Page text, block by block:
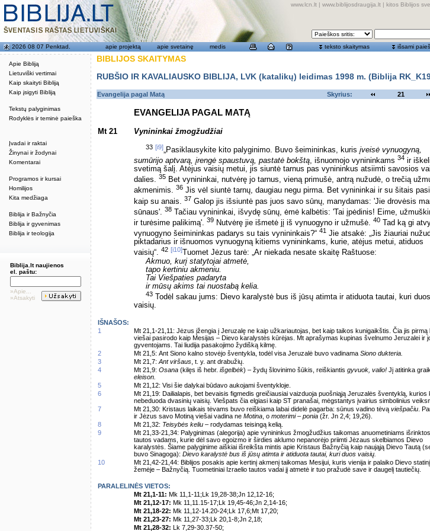
Apie Bibliją
Lietuviški vertimai
Kaip skaityti Bibliją
Kaip įsigyti Bibliją
Tekstų palyginimas
Rodyklės ir teminė paieška
Įvadai ir raktai
Žinynai ir žodynai
Komentarai
Programos ir kursai
Homilijos
Kita medžiaga
Biblija ir Bažnyčia
Biblija ir gyvenimas
Biblija ir teologija
www.lcn.lt | www.biblijosdraugija.lt | kitos Biblijos
2026 08 07 Penktad. apie projektą apie svetainę medis teksto skaitymas išsami
Biblija.lt naujienos
el. paštu:
»Apie...
»Atsakyti
BIBLIJOS SKAITYMAS
RUBŠIO IR KAVALIAUSKO BIBLIJA, LVK (katalikų) leidimas 1998 m. (Biblija
Evangelija pagal Matą Skyrius: 21
EVANGELIJA PAGAL MATĄ
Mt 21 Vynininkai žmogžudžiai
33 [i9]„Pasiklausykite kito palyginimo. Buvo šeimininkas, kuris įveisė vynuogyną,
sumūrijo aptvarą, įrengė spaustuvą, pastatė bokštą, išnuomojo vynininkams 34 ir
svetimą šalį. Atėjus vaisių metui, jis siuntė tarnus pas vynininkus atsiimti savosios
dalies. 35 Bet vynininkai, nutvėrę jo tarnus, vieną primušė, antrą nužudė, o trečią
akmenimis. 36 Jis vėl siuntė tarnų, daugiau negu pirma. Bet vynininkai ir su šitais
kaip su anais. 37 Galop jis išsiuntė pas juos savo sūnų, manydamas: 'Jie drovėsis
sūnaus'. 38 Tačiau vynininkai, išvydę sūnų, ėmė kalbėtis: 'Tai įpėdinis! Eime,
ir turėsime palikimą'. 39 Nutvėrę jie išmetė jį iš vynuogyno ir užmušė. 40 Tad ką gi
vynuogyno šeimininkas padarys su tais vynininkais?“ 41 Jie atsakė: „Jis žiauriai
piktadarius ir išnuomos vynuogyną kitiems vynininkams, kurie, atėjus metui, atiduos
vaisių“. 42 [i10]
Tuomet Jėzus tarė: „Ar niekada nesate skaitę Raštuose:
Akmuo, kurį statytojai atmetė,
tapo kertiniu akmeniu.
Tai Viešpaties padaryta
ir mūsų akims tai nuostabą kelia.
43 Todėl sakau jums: Dievo karalystė bus iš jūsų atimta ir atiduota tautai, kuri duos
vaisių.
IŠNAŠOS:
1
Mt 21,1-21,11: Jėzus įžengia į Jeruzalę ne kaip užkariautojas, bet kaip taikos kunigaikštis. Čia jis pirmą
viešai pasirodo kaip Mesijas – Dievo karalystės kūrėjas. Mt aprašymas kupinas švelnumo Jeruzalei ir
gyventojams. Tai liudija pasakojimo žydišką kilmę.
2
Mt 21,5: Ant Siono kalno stovėjo šventykla, todėl visa Jeruzalė buvo vadinama Siono dukteria.
3
Mt 21,7: Ant viršaus , t. y. ant drabužių.
4
Mt 21,9: Osana (kilęs iš hebr. išgelbėk) – žydų šlovinimo šūkis, reiškiantis gyvuok, valio! Jį atitinka
eleison.
5
Mt 21,12: Visi šie dalykai būdavo aukojami šventykloje.
6
Mt 21,19: Dailialapis, bet bevaisis figmedis greičiausiai vaizduoja puošniąją Jeruzalės šventyklą, kurios
nebeduoda dvasinių vaisių. Viešpats čia elgiasi kaip ST pranašai, mėgstantys įvairius simbolinius
7
Mt 21,30: Kristaus laikais tėvams buvo reiškiama labai didelė pagarba: sūnus vadino tėvą viešpačiu .
ir Jėzus savo Motiną viešai vadina ne Motina , o moterimi – ponia (žr. Jn 2,4; 19,26).
8
Mt 21,32: Teisybės keliu – rodydamas teisingą kelią.
9
Mt 21,33-21,34: Palyginimas (alegorija) apie vynininkus žmogžudžius taikomas anuometiniams
tautos vadams, kurie dėl savo egoizmo ir širdies aklumo nepanorėjo priimti Jėzaus skelbiamos Dievo
karalystės. Šiame palyginime aiškiai išreikšta mintis apie Kristaus Bažnyčią kaip naująją Dievo Tautą
buvo Sinagoga): Dievo karalystė bus iš jūsų atimta ir atiduota tautai, kuri duos vaisių.
10
Mt 21,42-21,44: Biblijos posakis apie kertinį akmenį taikomas Mesijui, kuris vienija ir palaiko Dievo statinį
žemėje – Bažnyčią. Tuometiniai Izraelio tautos vadai jį atmetė ir tuo pražudė save ir daugelį tautiečių.
PARALELINĖS VIETOS:
Mt 21,1-11: Mk 11,1-11;Lk 19,28-38;Jn 12,12-16;
Mt 21,12-17: Mk 11,11.15-17;Lk 19,45-46;Jn 2,14-16;
Mt 21,18-22: Mk 11,12-14.20-24;Lk 17,6;Mt 17,20;
Mt 21,23-27: Mk 11,27-33;Lk 20,1-8;Jn 2,18;
Mt 21,28-32: Lk 7,29-30.37-50;